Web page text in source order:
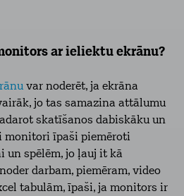
ar ieliektu ekrānu?
var noderēt, ja ekrāna
jo tas samazina attālumu
skatīšanos dabiskāku un
monitori īpaši piemēroti
un spēlēm, jo ļauj it kā
darbam, piemēram, video
tabulām, īpaši, ja monitors ir